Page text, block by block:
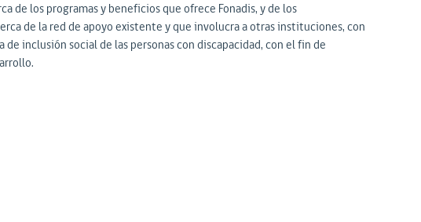
los programas y beneficios que ofrece Fonadis, y de los
de la red de apoyo existente y que involucra a otras instituciones, con
inclusión social de las personas con discapacidad, con el fin de